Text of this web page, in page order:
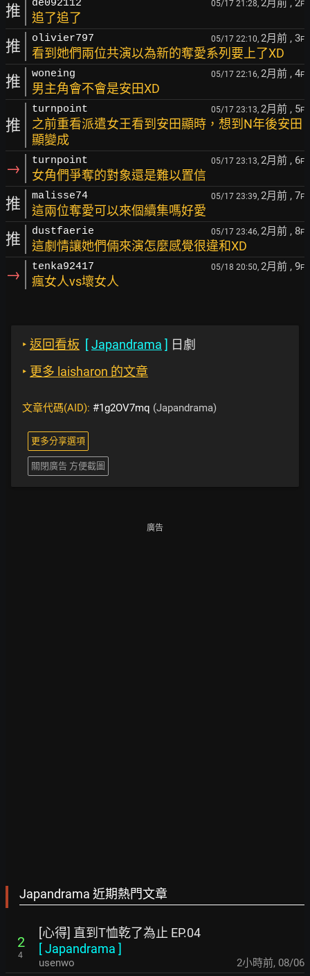
推 de092112 05/17 21:28, 2月前 , 2F
追了追了
推 olivier797 05/17 22:10, 2月前 , 3F
看到她們兩位共演以為新的奪愛系列要上了XD
推 woneing 05/17 22:16, 2月前 , 4F
男主角會不會是安田XD
推
turnpoint 05/17 23:13, 2月前 , 5F
之前重看派遣女王看到安田顯時，想到N年後安田
顯變成
→ turnpoint 05/17 23:13, 2月前 , 6F
女角們爭奪的對象還是難以置信
推 malisse74 05/17 23:39, 2月前 , 7F
這兩位奪愛可以來個續集嗎好愛
推 dustfaerie 05/17 23:46, 2月前 , 8F
這劇情讓她們倆來演怎麼感覺很違和XD
→ tenka92417 05/18 20:50, 2月前 , 9F
瘋女人vs壞女人
‣ 返回看板 [Japandrama ] 日劇
‣ 更多 laisharon 的文章
文章代碼(AID): #1g2OV7mq (Japandrama)
更多分享選項
關閉廣告 方便截圖
廣告
Japandrama 近期熱門文章
2
4
[心得] 直到T恤乾了為止 EP.04
[Japandrama ]
usenwo 2小時前, 08/06